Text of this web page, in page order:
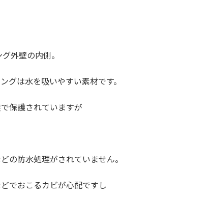
外壁の内側。
グは水を吸いやすい素材です。
保護されていますが
の防水処理がされていません。
でおこるカビが心配ですし